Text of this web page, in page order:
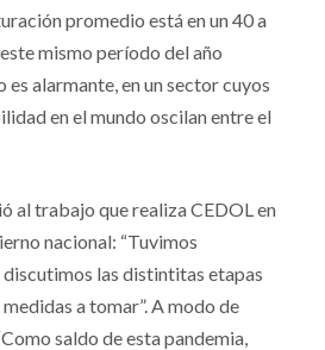
promedio está en un 40 a
mismo período del año
es alarmante, en un sector cuyos
en el mundo oscilan entre el
al trabajo que realiza CEDOL en
nacional: “Tuvimos
discutimos las distintitas etapas
a tomar”. A modo de
saldo de esta pandemia,